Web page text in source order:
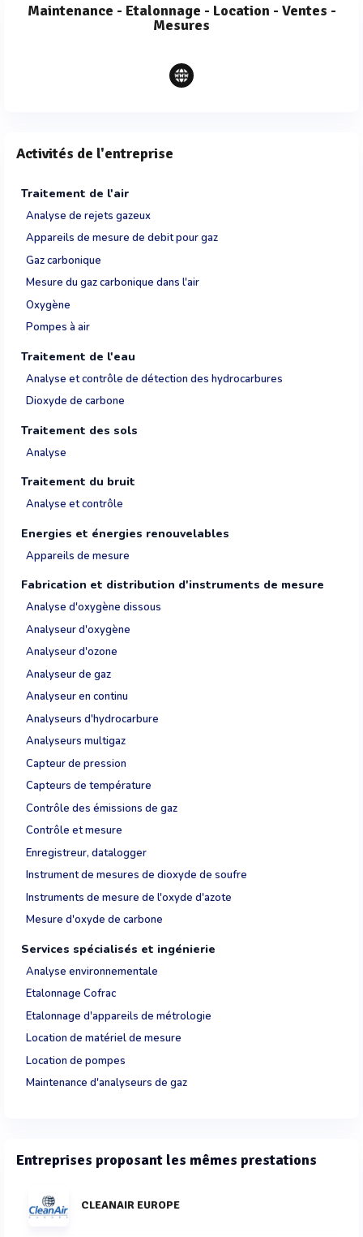
Maintenance - Etalonnage - Location - Ventes -
Mesures
Activités de l'entreprise
Traitement de l'air
Analyse de rejets gazeux
Appareils de mesure de debit pour gaz
Gaz carbonique
Mesure du gaz carbonique dans l'air
Oxygène
Pompes à air
Traitement de l'eau
Analyse et contrôle de détection des hydrocarbures
Dioxyde de carbone
Traitement des sols
Analyse
Traitement du bruit
Analyse et contrôle
Energies et énergies renouvelables
Appareils de mesure
Fabrication et distribution d'instruments de mesure
Analyse d'oxygène dissous
Analyseur d'oxygène
Analyseur d'ozone
Analyseur de gaz
Analyseur en continu
Analyseurs d'hydrocarbure
Analyseurs multigaz
Capteur de pression
Capteurs de température
Contrôle des émissions de gaz
Contrôle et mesure
Enregistreur, datalogger
Instrument de mesures de dioxyde de soufre
Instruments de mesure de l'oxyde d'azote
Mesure d'oxyde de carbone
Services spécialisés et ingénierie
Analyse environnementale
Etalonnage Cofrac
Etalonnage d'appareils de métrologie
Location de matériel de mesure
Location de pompes
Maintenance d'analyseurs de gaz
Entreprises proposant les mêmes prestations
CLEANAIR EUROPE